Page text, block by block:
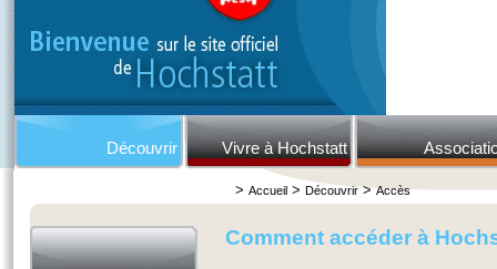
Découvrir Vivre à Hochstatt
> Accueil> Découvrir>Accès
Comment accéder à